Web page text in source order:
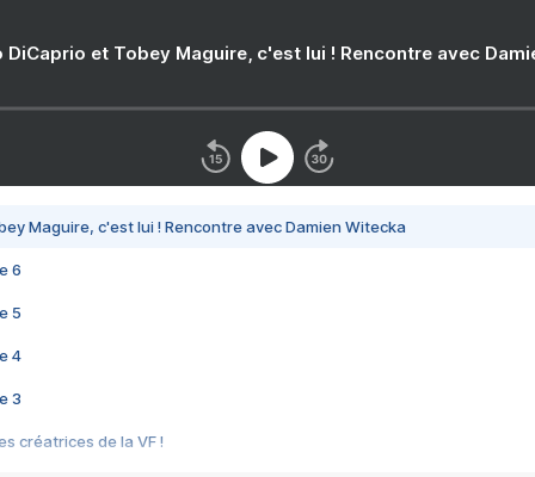
DiCaprio et Tobey Maguire, c'est lui ! Rencontre avec
Maguire, c'est lui ! Rencontre avec Damien Witecka
6
5
4
3
créatrices de la VF !